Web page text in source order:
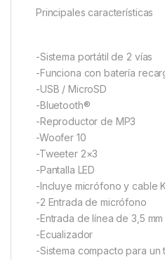
Principales características
-Sistema portátil de 2 vías
-Funciona con batería
-USB / MicroSD
-Bluetooth®
-Reproductor de MP3
-Woofer 10
-Tweeter 2×3
-Pantalla LED
-Incluye micrófono y cable
-2 Entrada de micrófono
-Entrada de línea de 3,5 mm
-Ecualizador
-Sistema compacto para